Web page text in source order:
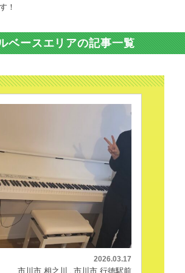
！
ベースエリアの記事一覧
2026.03.17
市川市 相之川 市川市 行徳駅前